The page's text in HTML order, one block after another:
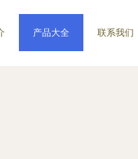
产品大全 联系我们